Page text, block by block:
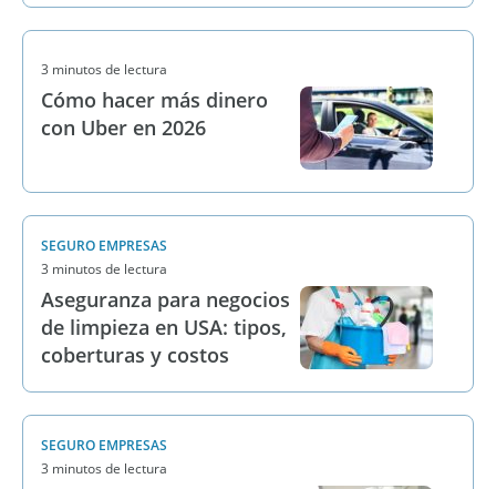
3 minutos de lectura
Cómo hacer más dinero
con Uber en 2026
SEGURO EMPRESAS
3 minutos de lectura
Aseguranza para negocios
de limpieza en USA: tipos,
coberturas y costos
SEGURO EMPRESAS
3 minutos de lectura